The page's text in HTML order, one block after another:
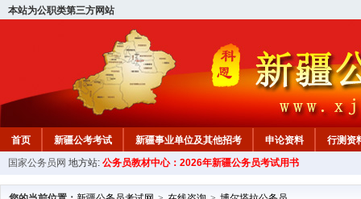
本站为公职类第三方网站
首页 新疆公考考试 新疆事业单位及其他招考 申论资料 行测资
新疆公务员行测试题 在线咨询 教材中心
国家公务员网 地方站: 公务员教材中心：2026年新疆公务员考试用书